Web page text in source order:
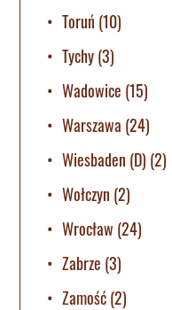
Toruń (10)
Tychy(3)
Wadowice (15)
Warszawa (24)
Wiesbaden (D) (2)
Wołczyn (2)
Wrocław (24)
Zabrze (3)
Zamość(2)